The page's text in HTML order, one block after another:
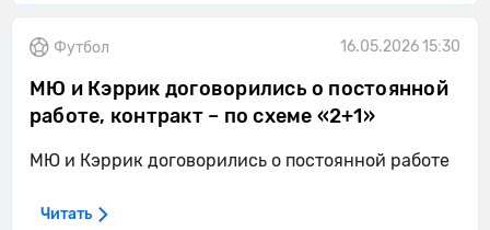
Футбол 16.05.2026 15:30
МЮ и Кэррик договорились о постоянной
работе, контракт – по схеме «2+1»
МЮ и Кэррик договорились о постоянной работе
Читать